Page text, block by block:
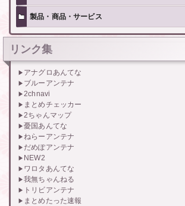
製品・商品・サービス
リンク集
アナグロあんてな
ブルーアンテナ
2chnavi
まとめチェッカー
2ちゃんマップ
憂国あんてな
ねらーアンテナ
だめぽアンテナ
NEW2
ワロタあんてな
我無ちゃんねる
トリビアンテナ
まとめたった速報